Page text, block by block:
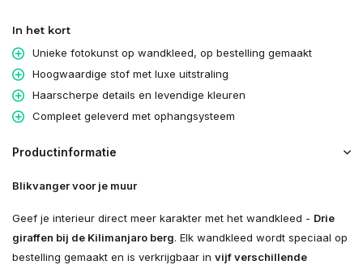
In het kort
Unieke fotokunst op wandkleed, op bestelling gemaakt
Hoogwaardige stof met luxe uitstraling
Haarscherpe details en levendige kleuren
Compleet geleverd met ophangsysteem
Productinformatie
Blikvanger voor je muur
Geef je interieur direct meer karakter met het wandkleed - Drie
giraffen bij de Kilimanjaro berg. Elk wandkleed wordt speciaal op
bestelling gemaakt en is verkrijgbaar in vijf verschillende